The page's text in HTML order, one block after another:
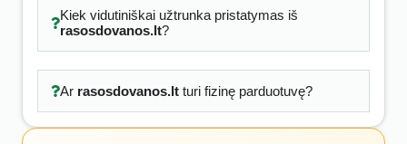
Kiek vidutiniškai užtrunka pristatymas iš
rasosdovanos.lt?
Ar rasosdovanos.ltturi fizinę parduotuvę?